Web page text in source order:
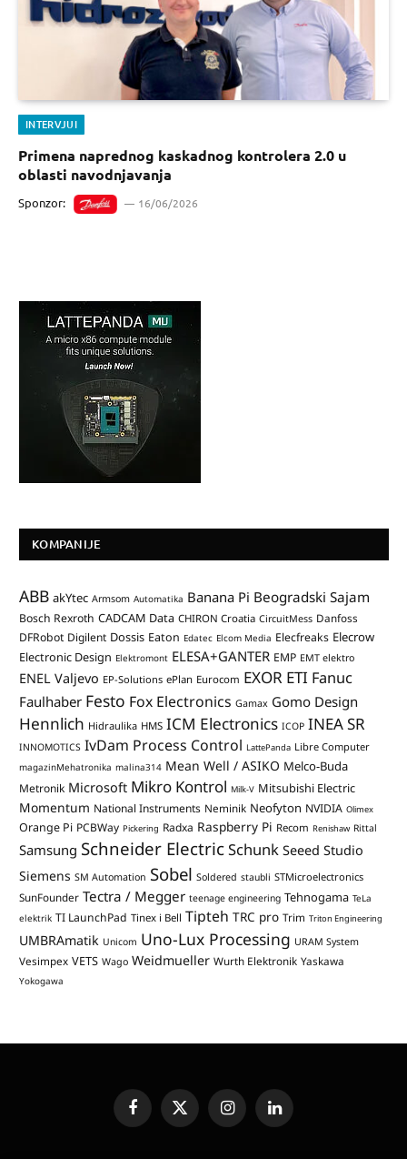
INTERVJUI
Primena naprednog kaskadnog kontrolera 2.0 u
oblasti navodnjavanja
Sponzor: 16/06/2026
KOMPANIJE
ABB akYtec Armsom Automatika Banana Pi Beogradski Sajam
Bosch Rexroth CADCAM Data CHIRON Croatia CircuitMess Danfoss
DFRobot Digilent Dossis Eaton Edatec Elcom Media Elecfreaks Elecrow
Electronic Design Elektromont ELESA+GANTER EMP EMT elektro
ENEL Valjevo EP-Solutions ePlan Eurocom EXOR ETI Fanuc
Faulhaber Festo Fox Electronics Gamax Gomo Design
Hennlich Hidraulika HMS ICM Electronics ICOP INEA SR
INNOMOTICS IvDam Process Control LattePanda Libre Computer
magazinMehatronika malina314 Mean Well / ASIKO Melco-Buda
Metronik Microsoft Mikro Kontrol Milk-V Mitsubishi Electric
Momentum National Instruments Neminik Neofyton NVIDIA Olimex
Orange Pi PCBWay Pickering Radxa Raspberry Pi Recom Renishaw Rittal
Samsung Schneider ElectricSchunk Seeed Studio
Siemens SM Automation Sobel Soldered staubli STMicroelectronics
SunFounder Tectra / Megger teenage engineering Tehnogama TeLa
elektrik TI LaunchPad Tinex i Bell Tipteh TRC pro Trim Triton Engineering
UMBRAmatik Unicom Uno-Lux Processing URAM System
Vesimpex VETS Wago Weidmueller Wurth Elektronik Yaskawa
Yokogawa
FacebookX
(Twitter)
InstagramLinkedIn